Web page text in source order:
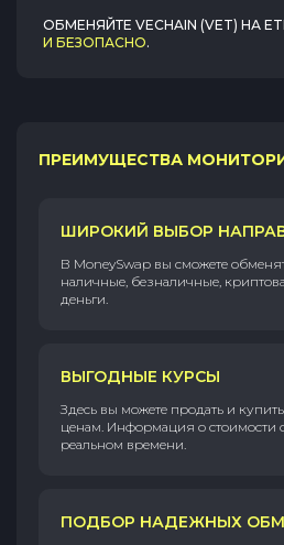
ОБМЕНЯЙТЕ VECHAIN (VET) НА
И БЕЗОПАСНО.
ПРЕИМУЩЕСТВА
ШИРОКИЙ ВЫБОР
В MoneySwap вы сможете
наличные, безналичные,
деньги.
ВЫГОДНЫЕ КУРСЫ
Здесь вы можете продать и
ценам. Информация о стоимости
реальном времени.
ПОДБОР НАДЕЖНЫХ